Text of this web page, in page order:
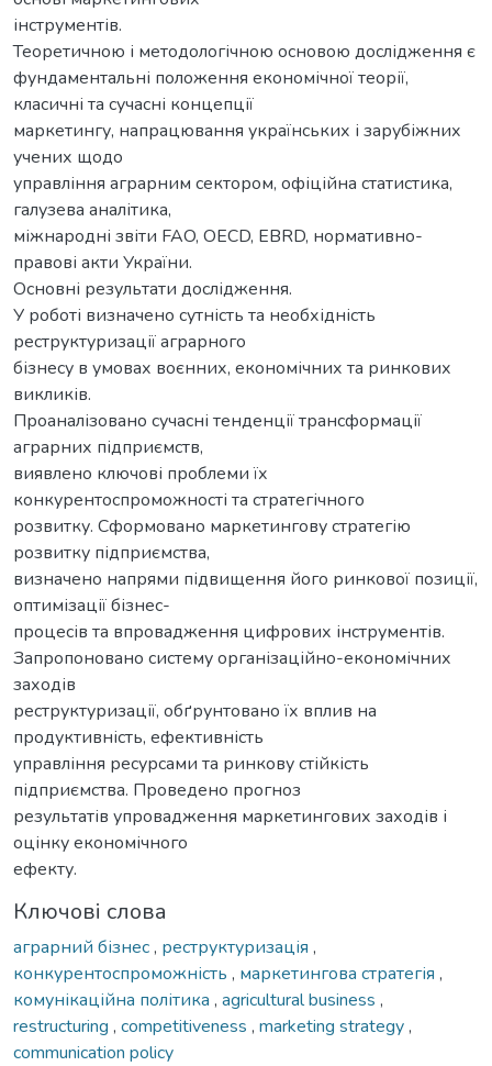
інструментів.
Теоретичною і методологічною основою дослідження є
фундаментальні положення економічної теорії,
класичні та сучасні концепції
маркетингу, напрацювання українських і зарубіжних
учених щодо
управління аграрним сектором, офіційна статистика,
галузева аналітика,
міжнародні звіти FAO, OECD, EBRD, нормативно-
правові акти України.
Основні результати дослідження.
У роботі визначено сутність та необхідність
реструктуризації аграрного
бізнесу в умовах воєнних, економічних та ринкових
викликів.
Проаналізовано сучасні тенденції трансформації
аграрних підприємств,
виявлено ключові проблеми їх
конкурентоспроможності та стратегічного
розвитку. Сформовано маркетингову стратегію
розвитку підприємства,
визначено напрями підвищення його ринкової позиції,
оптимізації бізнес-
процесів та впровадження цифрових інструментів.
Запропоновано систему організаційно-економічних
заходів
реструктуризації, обґрунтовано їх вплив на
продуктивність, ефективність
управління ресурсами та ринкову стійкість
підприємства. Проведено прогноз
результатів упровадження маркетингових заходів і
оцінку економічного
ефекту.
Ключові слова
аграрний бізнес, реструктуризація ,
конкурентоспроможність , маркетингова стратегія ,
комунікаційна політика , agricultural business ,
restructuring , competitiveness , marketing strategy,
communication policy